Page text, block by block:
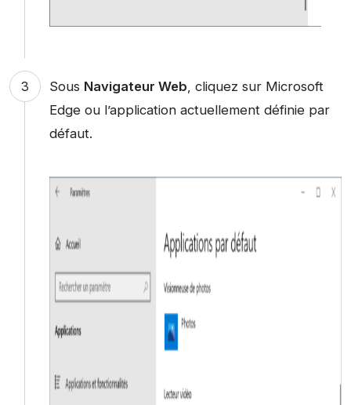
Sous Navigateur Web , cliquez sur Microsoft
Edge ou l’application actuellement définie par
défaut.